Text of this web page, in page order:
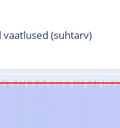
vaatlused (suhtarv)